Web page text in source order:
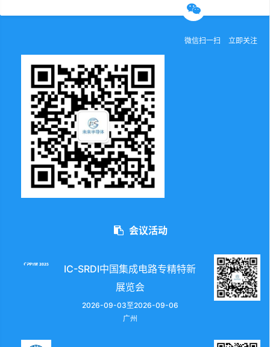
微信扫一扫 立即关注
会议活动
IC-SRDI中国集成电路专精特新
展览会
2026-09-03至2026-09-06
广州